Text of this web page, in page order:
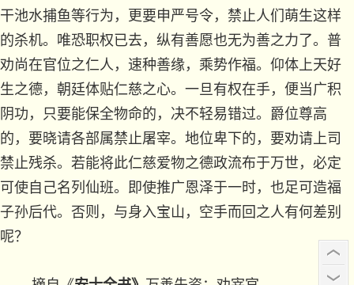
干池水捕鱼等行为，更要申严号令，禁止人们萌生这样
的杀机。唯恐职权已去，纵有善愿也无为善之力了。普
劝尚在官位之仁人，速种善缘，乘势作福。仰体上天好
生之德，朝廷体贴仁慈之心。一旦有权在手，便当广积
阴功，只要能保全物命的，决不轻易错过。爵位尊高
的，要晓请各部属禁止屠宰。地位卑下的，要劝请上司
禁止残杀。若能将此仁慈爱物之德政流布于万世，必定
可使自己名列仙班。即使推广恩泽于一时，也足可造福
子孙后代。否则，与身入宝山，空手而回之人有何差别
呢？